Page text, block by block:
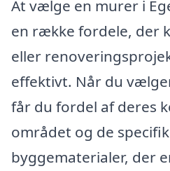
At vælge en murer i
en række fordele, der
eller
effektivt. Når du
får du fordel af deres
området og de
byggematerialer, der